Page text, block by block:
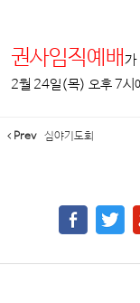
권사임직예배가
2월 24일(목) 오후 7시
Prev 심야기도회